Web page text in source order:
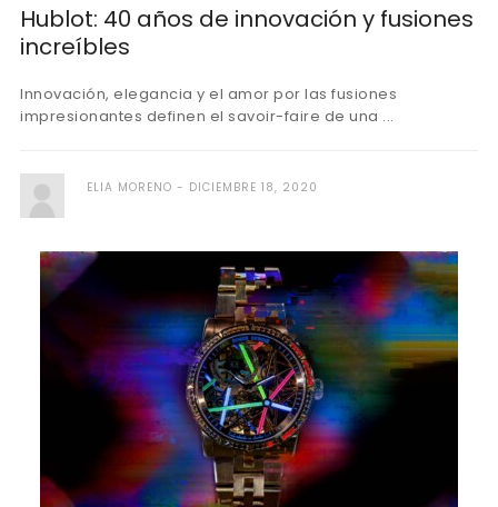
Hublot: 40 años de innovación y fusiones
increíbles
Innovación, elegancia y el amor por las fusiones
impresionantes definen el savoir-faire de una ...
ELIA MORENO DICIEMBRE 18, 2020